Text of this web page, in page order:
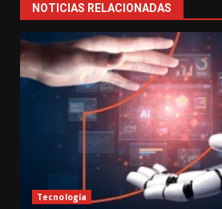
NOTICIAS RELACIONADAS
Tecnología